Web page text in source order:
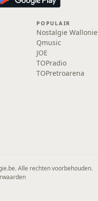
POPULAIR
Nostalgie Wallonie
Qmusic
JOE
TOPradio
TOPretroarena
Alle rechten voorbehouden.